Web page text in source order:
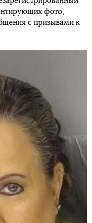
фото,
с призывами к